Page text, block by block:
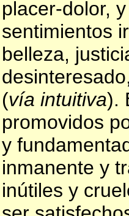
placer-dolor,
sentimientos
belleza,
(vía intuitiva).
promovidos
y
inmanente y
inútiles y